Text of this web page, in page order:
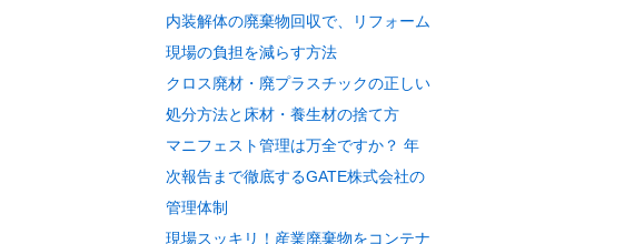
内装解体の廃棄物回収で、リフォーム
現場の負担を減らす方法
クロス廃材・廃プラスチックの正しい
処分方法と床材・養生材の捨て方
マニフェスト管理は万全ですか？ 年
次報告まで徹底するGATE株式会社の
管理体制
現場スッキリ！産業廃棄物をコンテナ